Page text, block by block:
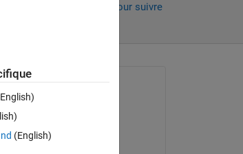
Connectez-vous pour suivre
Ronald Stahl
28 Mai 2024
(English)